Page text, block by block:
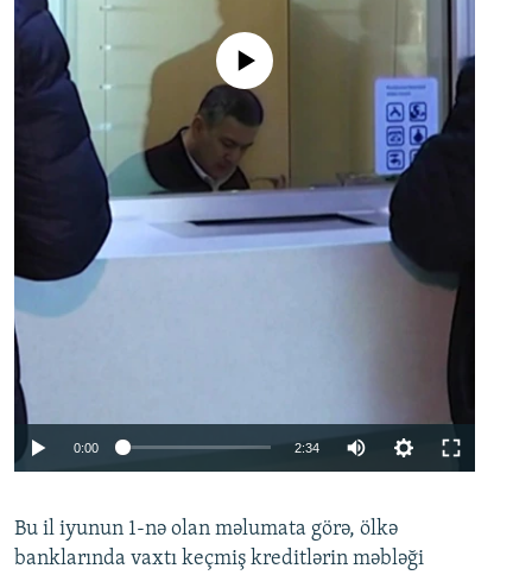
No media source currently available
0:00 2:34
360p
480p
Bu il iyunun 1-nə olan məlumata görə, ölkə
banklarında vaxtı keçmiş kreditlərin məbləği